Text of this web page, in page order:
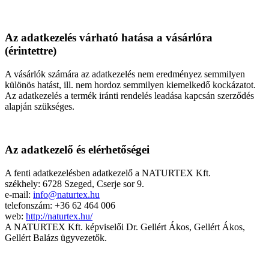
Az adatkezelés várható hatása a vásárlóra
(érintettre)
A vásárlók számára az adatkezelés nem eredményez semmilyen
különös hatást, ill. nem hordoz semmilyen kiemelkedő kockázatot.
Az adatkezelés a termék iránti rendelés leadása kapcsán szerződés
alapján szükséges.
Az adatkezelő és elérhetőségei
A fenti adatkezelésben adatkezelő a NATURTEX Kft.
székhely: 6728 Szeged, Cserje sor 9.
e-mail: info@naturtex.hu
telefonszám: +36 62 464 006
web: http://naturtex.hu/
A NATURTEX Kft. képviselői Dr. Gellért Ákos, Gellért Ákos,
Gellért Balázs ügyvezetők.